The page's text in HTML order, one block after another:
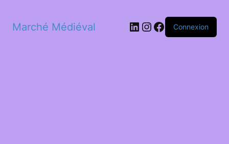
Marché Médiéval LinkedIn
Instagram
Facebook
Connexion